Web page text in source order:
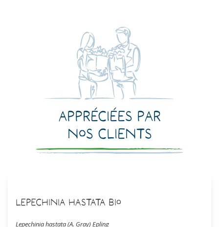
Appréciées par
nos clients
Lepechinia hastata Bio
Lepechinia hastata (A. Gray) Epling